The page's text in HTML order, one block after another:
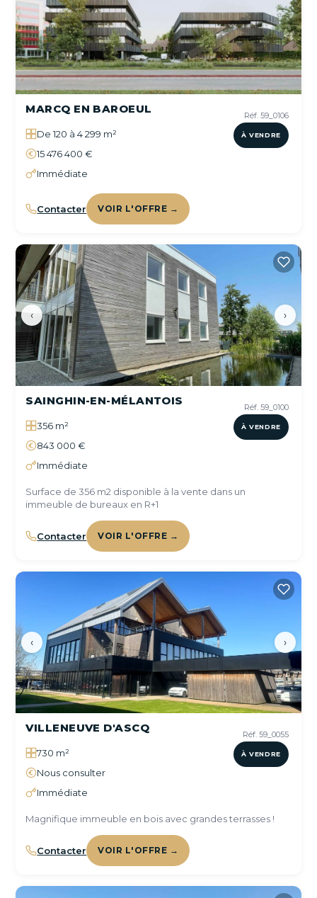
Réf. 59_0106
À VENDRE
MARCQ EN BAROEUL
De 120 à 4 299 m²
15 476 400 €
Immédiate
Contacter VOIR L'OFFRE →
‹ ›
Réf. 59_0100
À VENDRE
SAINGHIN-EN-MÉLANTOIS
356 m²
843 000 €
Immédiate
Surface de 356 m2 disponible à la vente dans un
immeuble de bureaux en R+1
Contacter VOIR L'OFFRE →
‹ ›
Réf. 59_0055
À VENDRE
VILLENEUVE D'ASCQ
730 m²
Nous consulter
Immédiate
Magnifique immeuble en bois avec grandes terrasses !
Contacter VOIR L'OFFRE →